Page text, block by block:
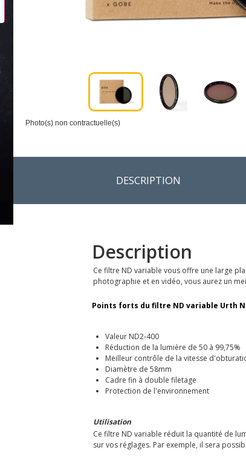
Photo(s) non contractuelle(s)
DESCRIPTION
Description
Ce filtre ND variable vous offre une large
photographie et en vidéo, vous aurez un
Points forts du filtre ND variable Urth
Valeur ND2-400
Réduction de la lumière de 50 à 99,75%
Meilleur contrôle de la vitesse
Diamètre de 58mm
Cadre fin à double filetage
Protection de l'environnement
Utilisation
Ce filtre ND variable réduit la quantité de
sur vos réglages. Par exemple, il sera